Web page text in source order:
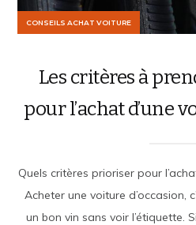
CONSEILS ACHAT VOITURE
Les critères à
pour l’achat d’une
Quels critères prioriser pour
Acheter une voiture d’occasion,
un bon vin sans voir l’étiquette.